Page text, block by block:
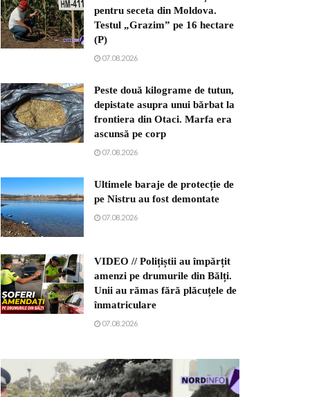
pentru seceta din Moldova.
Testul „Grazim” pe 16 hectare
(P)
07.08.2026
Peste două kilograme de tutun,
depistate asupra unui bărbat la
frontiera din Otaci. Marfa era
ascunsă pe corp
07.08.2026
Ultimele baraje de protecție de
pe Nistru au fost demontate
07.08.2026
VIDEO // Polițiștii au împărțit
amenzi pe drumurile din Bălți.
Unii au rămas fără plăcuțele de
înmatriculare
07.08.2026